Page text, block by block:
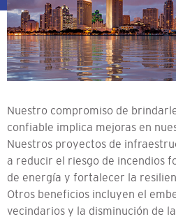
Nuestro compromiso de
confiable implica mejoras en
Nuestros proyectos de
a reducir el riesgo de incendios
de energía y fortalecer la
Otros beneficios incluyen el
vecindarios y la disminución de